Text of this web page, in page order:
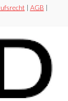
| AGB |